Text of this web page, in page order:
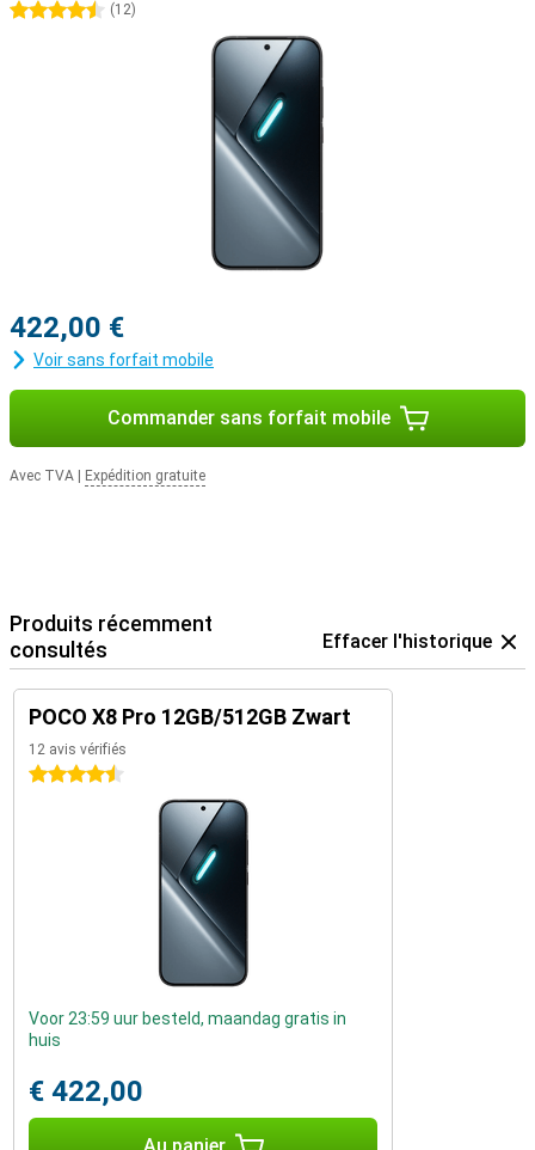
4.5 étoiles
(12)
422,00 €
Voir sans forfait mobile
Commander sans forfait mobile
Avec TVA Expédition gratuite
Produits récemment
consultés
Effacer l'historique
POCO X8 Pro 12GB/512GB Zwart
12 avis vérifiés
4.5 étoiles
Voor 23:59 uur besteld, maandag gratis in
huis
€ 422,00